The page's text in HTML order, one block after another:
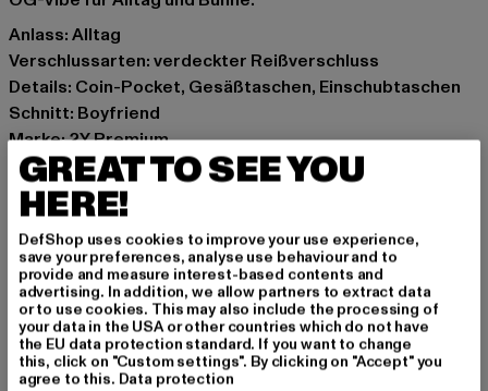
Anlass: Alltag
Verschlussarten: verdeckter Reißverschluss
Details: Coin-Pocket, Gesäßtaschen, Einschubtaschen
Schnitt: Boyfriend
Marke: 2Y Premium
Kat.: Anti Fit Jeans
Farbe: schwarz
Hersteller Farbe: black
Materialzusammensetzung: 97% Baumwolle, 3%
Elasthan
Art.Nr: B8898-00007
Hersteller: 2Y Premium GmbH |info@2y-studios.com
Hollefeldstraße 16 | 48282 Emsdetten | DE
GREAT TO SEE YOU
HERE!
DefShop uses cookies to improve your use experience,
save your preferences, analyse use behaviour and to
provide and measure interest-based contents and
advertising. In addition, we allow partners to extract data
or to use cookies. This may also include the processing of
your data in the USA or other countries which do not have
the EU data protection standard. If you want to change
this, click on "Custom settings". By clicking on "Accept" you
agree to this. Data protection